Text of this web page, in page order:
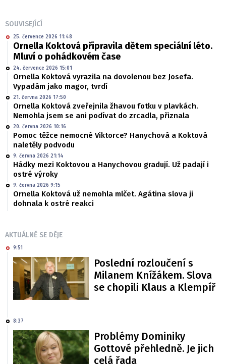
SOUVISEJÍCÍ
25. července 2026 11:48
Ornella Koktová připravila dětem speciální léto.
Mluví o pohádkovém čase
24. července 2026 15:01
Ornella Koktová vyrazila na dovolenou bez Josefa.
Vypadám jako magor, tvrdí
21. června 2026 17:50
Ornella Koktová zveřejnila žhavou fotku v plavkách.
Nemohla jsem se ani podívat do zrcadla, přiznala
20. června 2026 10:16
Pomoc těžce nemocné Viktorce? Hanychová a Koktová
naletěly podvodu
9. června 2026 21:14
Hádky mezi Koktovou a Hanychovou gradují. Už padají i
ostré výroky
9. června 2026 9:15
Ornella Koktová už nemohla mlčet. Agátina slova ji
dohnala k ostré reakci
AKTUÁLNĚ SE DĚJE
9:51
Poslední rozloučení s
Milanem Knížákem. Slova
se chopili Klaus a Klempíř
8:37
Problémy Dominiky
Gottové přehledně. Je jich
celá řada